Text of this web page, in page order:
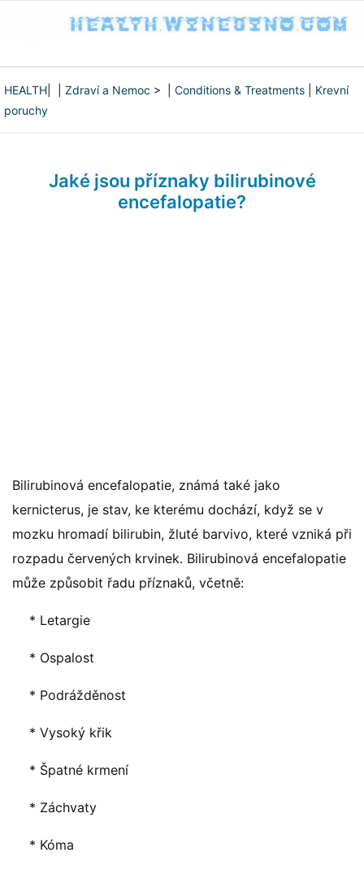
HEALTH Zdraví a Nemoc > | Conditions & Treatments
Krevní
poruchy
Jaké jsou příznaky bilirubinové
encefalopatie?
Bilirubinová encefalopatie, známá také jako
kernicterus, je stav, ke kterému dochází, když se v
mozku hromadí bilirubin, žluté barvivo, které vzniká při
rozpadu červených krvinek. Bilirubinová encefalopatie
může způsobit řadu příznaků, včetně:
* Letargie
* Ospalost
* Podrážděnost
* Vysoký křik
* Špatné krmení
* Záchvaty
* Kóma